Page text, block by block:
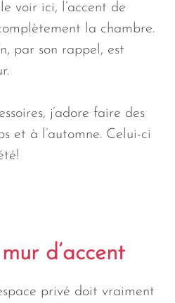
voir ici, l’accent de
la chambre.
par son rappel, est
j’adore faire des
et à l’automne. Celui-ci
d’accent
privé doit vraiment